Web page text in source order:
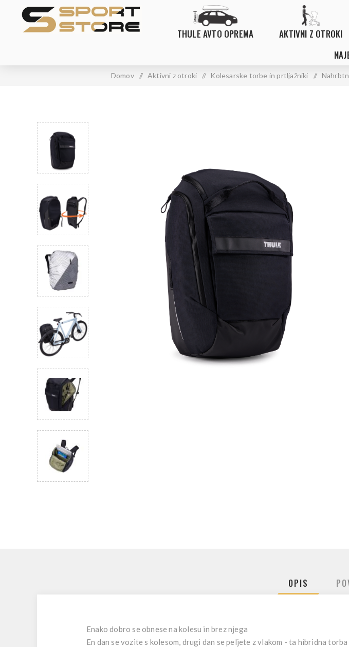
THULE AVTO OPREMA AKTIVNI Z OTROKI
Domov / Aktivni z otroki / Kolesarske torbe in prtljažniki /
OPIS
Enako dobro se obnese na kolesu in brez njega
En dan se vozite s kolesom, drugi dan se peljete z vlakom - ta hibridna